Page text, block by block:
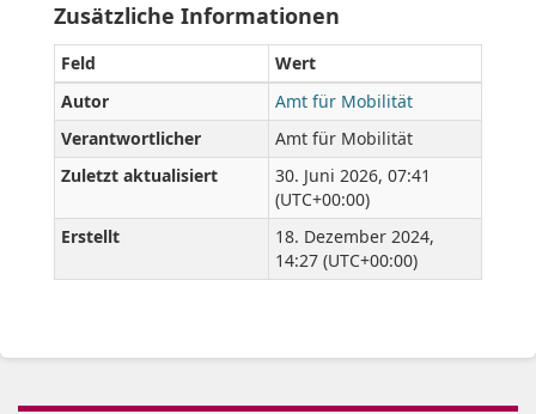
Zusätzliche Informationen
Feld
Wert
Autor
Amt für Mobilität
Verantwortlicher
Amt für Mobilität
Zuletzt aktualisiert
30. Juni 2026, 07:41
(UTC+00:00)
Erstellt
18. Dezember 2024,
14:27 (UTC+00:00)